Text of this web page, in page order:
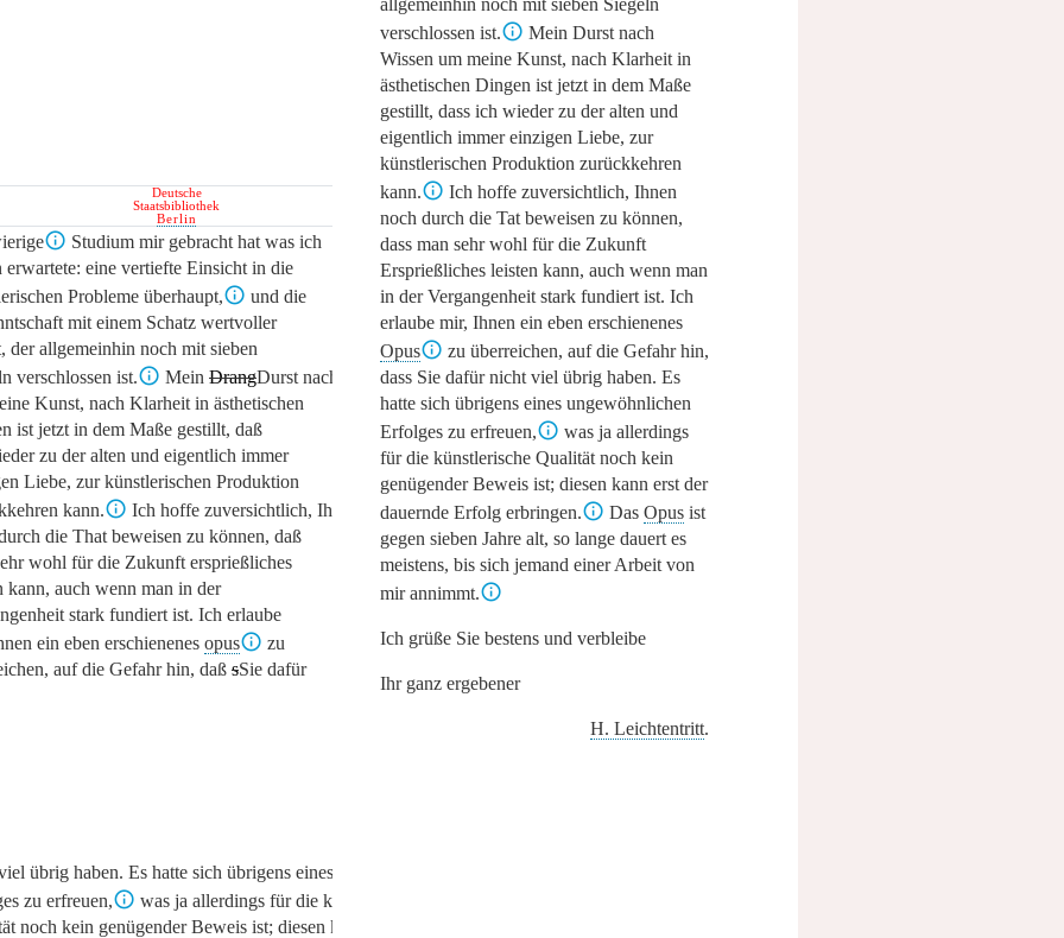
allgemeinhin noch mit sieben Siegeln
verschlossen ist.
Mein Durst nach
Wissen um meine Kunst, nach Klarheit in
ästhetischen Dingen ist jetzt in dem Maße
gestillt, dass ich wieder zu der alten und
eigentlich immer einzigen Liebe, zur
künstlerischen Produktion zurückkehren
kann.
Ich hoffe zuversichtlich, Ihnen
noch durch die Tat beweisen zu können,
dass man sehr wohl für die Zukunft
Ersprießliches leisten kann, auch wenn man
in der Vergangenheit stark fundiert ist. Ich
erlaube mir, Ihnen ein eben erschienenes
Opus
zu überreichen, auf die Gefahr hin,
dass Sie dafür nicht viel übrig haben. Es
hatte sich übrigens eines ungewöhnlichen
Erfolges zu erfreuen,
was ja allerdings
für die künstlerische Qualität noch kein
genügender Beweis ist; diesen kann erst der
dauernde Erfolg erbringen.
Das Opus ist
gegen sieben Jahre alt, so lange dauert es
meistens, bis sich jemand einer Arbeit von
mir annimmt.
Ich grüße Sie bestens und verbleibe
Ihr ganz ergebener
H. Leichtentritt.
[2]
Deutsche
Staatsbibliothek
Berlin
Studium mir gebracht hat was ich
erwartete: eine vertiefte Einsicht in die
Probleme überhaupt,
und die
mit einem Schatz wertvoller
der allgemeinhin noch mit sieben
verschlossen ist.
Mein DrangDurst nach Wissen
Kunst, nach Klarheit in ästhetischen
ist jetzt in dem Maße gestillt, daß
zu der alten und eigentlich immer
Liebe, zur künstlerischen Produktion
kann.
Ich hoffe zuversichtlich, Ihnen
die That beweisen zu können, daß
wohl für die Zukunft ersprießliches
kann, auch wenn man in der
stark fundiert ist. Ich erlaube
ein eben erschienenes opus
zu
auf die Gefahr hin, daß sSie dafür
übrig haben. Es hatte sich übrigens eines ungewöhnlichen
zu erfreuen,
was ja allerdings für die künstlerische
noch kein genügender Beweis ist; diesen kann erst der